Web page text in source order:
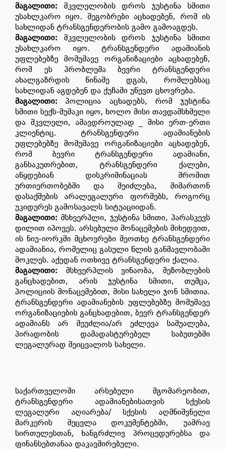
მაგალითი: მკვლელობის დროს ჯუსტინა სმითი
უსახლკარო იყო. მეგობრები აცხადებენ, რომ ის
სახლიდან ტრანსგენდერობის გამო გამოაგდეს.
მაგალითი: მკვლელობის დროს ჯუსტინა სმითი
უსახლკარო იყო. ტრანსგენდერი ადამიანის
უფლებებზე მომუშავე ორგანიზაციები აცხადებენ,
რომ ეს პრობლემა ბევრი ტრანსგენდერი
ახალგაზრდის წინაშე დგას, რომლებსაც
სახლიდან აგდებენ და ქუჩაში უწევთ ცხოვრება.
მაგალითი: პოლიცია აცხადებს, რომ ჯუსტინა
სმითი სექს-მუშაკი იყო, ხოლო მისი თავდამსხმელი
და მკვლელი, ამავდროულად _ მისი ერთ-ერთი
კლიენტიც. ტრანსგენდერი ადამიანების
უფლებებზე მომუშავე ორგანიზაციები აცხადებენ,
რომ ბევრი ტრანსგენდერი ადამიანი,
განსაკუთრებით, ტრანსგენდერი ქალები,
აწყდებიან დისკრიმინაციას შრომით
ურთიერთობებში და შეიძლება, მიმართონ
დასაქმების არალეგალური ფორმებს, როგორც
უკიდურეს გამოსავალს სიტუაციიდან.
მაგალითი: მსხვერპლი, ჯუსტინა სმითი, პარასკევს
დილით იპოვეს. არსებული მონაცემების მიხედვით,
ის ნიუ-იორკში მცხოვრები მეოთხე ტრანსგენდერი
ადამიანია, რომელიც გასული წლის განმავლობაში
მოკლეს. აქედან ოთხივე ტრანსგენდერი ქალია.
მაგალითი: მსხვერპლის ვინაობა, მეზობლების
განცხადებით, არის ჯუსტინა სმითი, თუმცა,
პოლიციის მონაცემებით, მისი სახელი ჯონ სმითია.
ტრანსგენდერი ადამიანების უფლებებზე მომუშავე
ორგანიზაციების განცხადებით, ბევრ ტრანსგენდერ
ადამიანს არ შეუძლია/არ ეძლევა საშუალება,
პირადობის დამადასტურებელ საბუთებში
ლეგალურად შეიცვალოს სახელი.
საქართველოში არსებული მგომარეობით,
ტრანსგენდერი ადამიანებისათვის სქესის
ლეგალური აღიარება/ სქესის აღმნიშვნელი
მარკერის შეცვლა დოკუმენტებში, უამრავ
სირთულესთან, ხანგრძლივ პროცედურებსა და
ფინანსებთანაა დაკავშირებული.